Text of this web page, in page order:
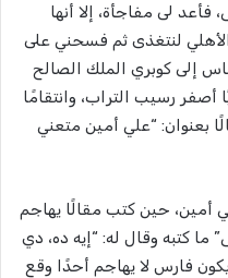
لى مفاجأة، إلا أنها
لنتغذى ثم فسحني على
إلى كوبري الملك الصالح
أصفر رسيب التراب، وانتقامًا
بعنوان: “علي أمين متعني
أمين، حين كتب مقالًا يهاجم
كتبه وقال له: “إيه ده، دي
فارس لا يهاجم أحدًا وقع